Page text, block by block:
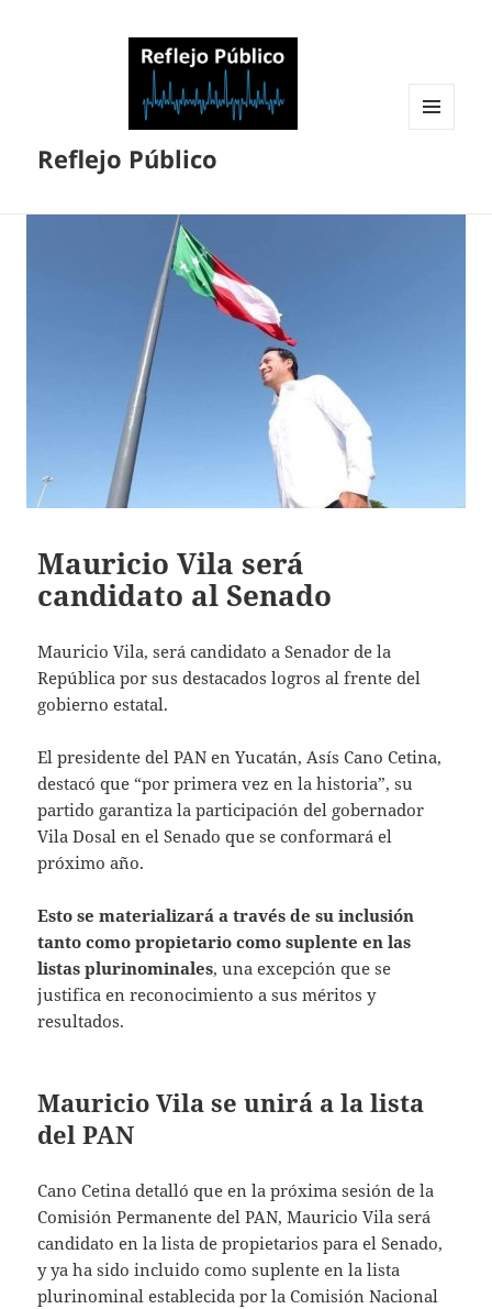
Reflejo Público
Mauricio Vila será
candidato al Senado
Mauricio Vila, será candidato a Senador de la
República por sus destacados logros al frente del
gobierno estatal.
El presidente del PAN en Yucatán, Asís Cano Cetina,
destacó que “por primera vez en la historia”, su
partido garantiza la participación del gobernador
Vila Dosal en el Senado que se conformará el
próximo año.
Esto se materializará a través de su inclusión
tanto como propietario como suplente en las
listas plurinominales, una excepción que se
justifica en reconocimiento a sus méritos y
resultados.
Mauricio Vila se unirá a la lista
del PAN
Cano Cetina detalló que en la próxima sesión de la
Comisión Permanente del PAN, Mauricio Vila será
candidato en la lista de propietarios para el Senado,
y ya ha sido incluido como suplente en la lista
plurinominal establecida por la Comisión Nacional